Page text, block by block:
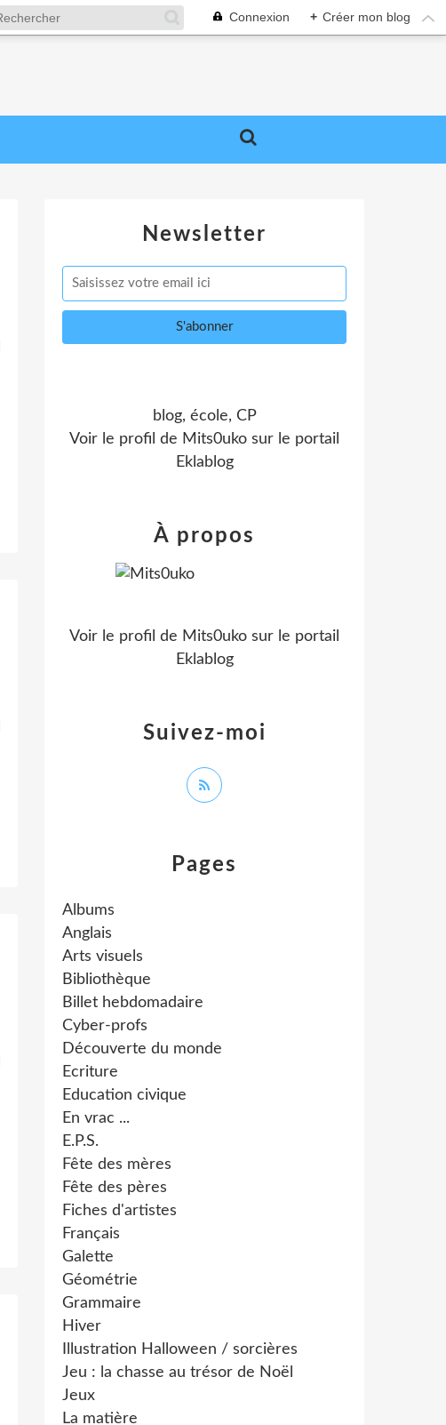
Connexion + Créer mon blog
Newsletter
Pages
Albums
Anglais
Arts visuels
Bibliothèque
Billet hebdomadaire
Cyber-profs
Découverte du monde
Ecriture
Education civique
En vrac ...
E.P.S.
Fête des mères
Fête des pères
Fiches d'artistes
Français
Galette
Géométrie
Grammaire
Hiver
Illustration Halloween / sorcières
Jeu : la chasse au trésor de Noël
Jeux
La matière
blog, école, CP
Voir le profil de Mits0uko sur le portail
Eklablog
Suivez-moi
À propos
Voir le profil de Mits0uko sur le portail
Eklablog